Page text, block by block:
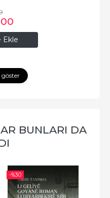
Ekle
BUNLARI DA
-%30